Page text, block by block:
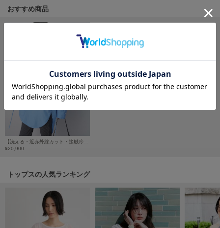
FURFUR
ジェラート ピケ
GELATO PIQUE CAT&DOG
ジェラート ピケ キャットアンドドッグ
gelato pique Sleep
ジェラート ピケ スリープ
GRAMICCI
おすすめ商品
¥20,900
トップスの人気ランキング